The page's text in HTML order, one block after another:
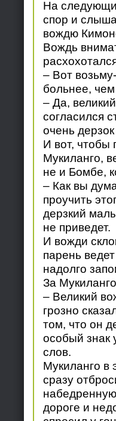
На
спор и
вождю
Вождь
– Вот
больнее, чем
– Да,
согласился
очень
И вот, чтобы
Мукиланго,
не и Бомбе,
– Как вы
проучить
дерзкий
не приведет.
И вожди
парень
надолго
За
– Великий
грозно
том, что он
особый знак
слов.
Мукиланго в
сразу
дороге и